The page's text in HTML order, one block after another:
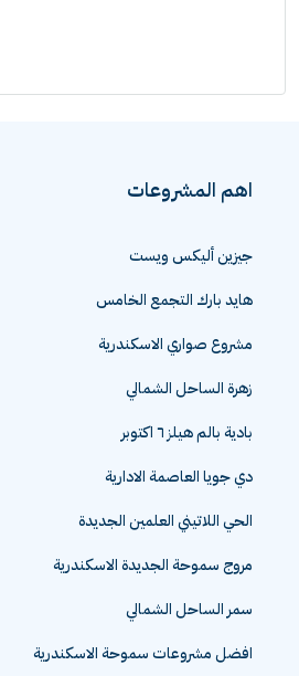
اهم المشروعات
جيزين أليكس ويست
هايد بارك التجمع الخامس
مشروع صواري الاسكندرية
زهرة الساحل الشمالي
بادية بالم هيلز ٦ اكتوبر
دي جويا العاصمة الادارية
الحي اللاتيني العلمين الجديدة
مروج سموحة الجديدة الاسكندرية
سمر الساحل الشمالي
افضل مشروعات سموحة الاسكندرية